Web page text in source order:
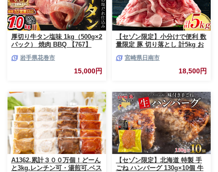
厚切り牛タン塩味 1kg（500g×2
パック） 焼肉 BBQ 【767】
岩手県花巻市
15,000円
【セゾン限定】小分けで便利 数
量限定 豚 切り落とし 計5kg お
空パック 個包装 万能食材 おす
すめ おかず 食品 炒め物 お弁当
豚丼 豚しゃぶ しゃぶしゃぶ 焼
贈答 プレゼント おすそ分け 宮
崎県 日南市 送料無料_CCV2-26
宮崎県日南市
18,500円
A1362.累計３００万個！どーん
と3kg.レンチン可・湯煎可.ベス
【セゾン限定】北海道 特製 手
ごね ハンバーグ 130g×10個 牛